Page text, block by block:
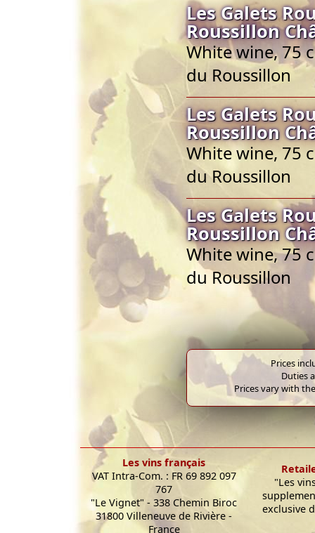
Les Galets
Roussillon
White wine, 75
du Roussillon
Les Galets
Roussillon
White wine, 75
du Roussillon
Les Galets
Roussillon
White wine, 75
du Roussillon
Prices
Duties
Prices vary with
Les vins français
VAT Intra-Com. : FR 69 892 097
767
"Le Vignet" - 338 Chemin Biroc
31800 Villeneuve de Rivière -
France
"Les
exclusive